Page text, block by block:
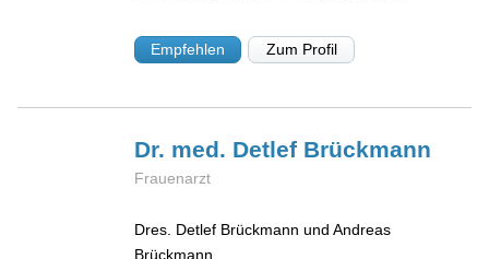
Empfehlen Zum Profil
Dr. med. Detlef Brückmann
Frauenarzt
Dres. Detlef Brückmann und Andreas
Brückmann